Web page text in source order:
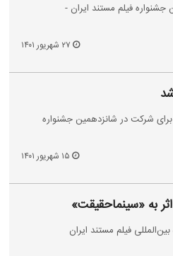
فیلم مستند ایران -
شرکت در شانزدهمین جشنواره
به «سینماحقیقت»
فیلم مستند ایران